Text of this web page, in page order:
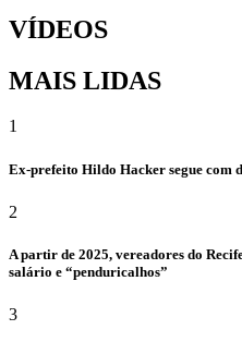
VÍDEOS
MAIS LIDAS
1
Ex-prefeito Hildo Hacker segue com
2
A partir de 2025, vereadores do
salário e “penduricalhos”
3